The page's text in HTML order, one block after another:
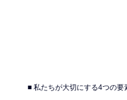
■ 私たちが大切にする4つの要